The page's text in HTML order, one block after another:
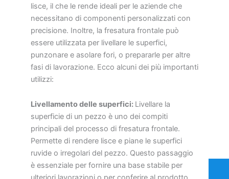
lisce, il che le rende ideali per le aziende che
necessitano di componenti personalizzati con
precisione. Inoltre, la fresatura frontale può
essere utilizzata per livellare le superfici,
punzonare e asolare fori, o prepararle per altre
fasi di lavorazione. Ecco alcuni dei più importanti
utilizzi:
Livellamento delle superfici: Livellare la
superficie di un pezzo è uno dei compiti
principali del processo di fresatura frontale.
Permette di rendere lisce e piane le superfici
ruvide o irregolari del pezzo. Questo passaggio
è essenziale per fornire una base stabile per